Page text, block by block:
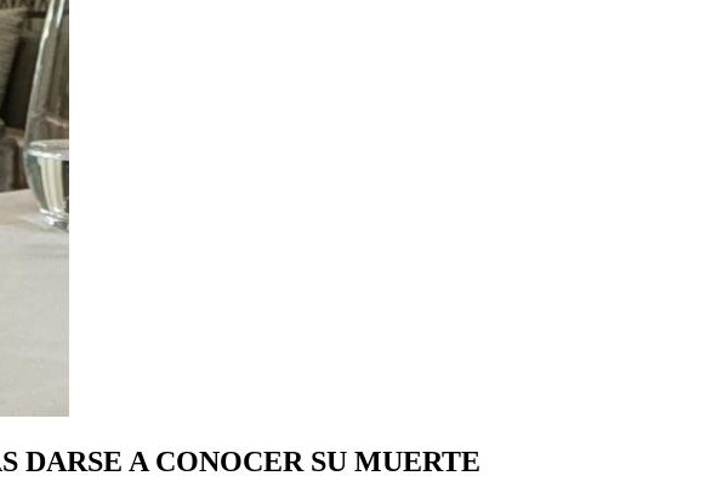
A CONOCER SU MUERTE